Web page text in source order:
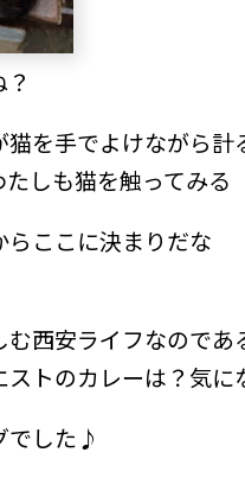
を手でよけながら計
しも猫を触ってみる
ここに決まりだな
西安ライフなのであ
ストのカレーは？気
でした♪